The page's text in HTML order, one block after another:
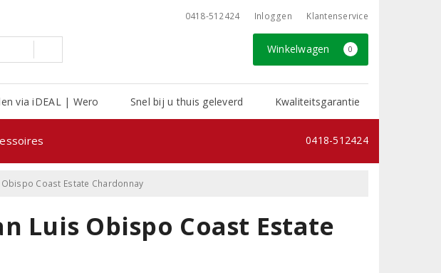
0418-512424 Inloggen Klantenservice
Winkelwagen 0
via iDEAL | Wero Snel bij u thuis geleverd Kwaliteitsgarantie
0418-512424
Coast Estate Chardonnay
Luis Obispo Coast Estate